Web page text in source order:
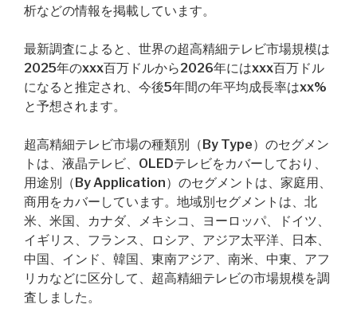
析などの情報を掲載しています。
最新調査によると、世界の超高精細テレビ市場規模は
2025年のxxx百万ドルから2026年にはxxx百万ドル
になると推定され、今後5年間の年平均成長率はxx%
と予想されます。
超高精細テレビ市場の種類別（By Type）のセグメン
トは、液晶テレビ、OLEDテレビをカバーしており、
用途別（By Application）のセグメントは、家庭用、
商用をカバーしています。地域別セグメントは、北
米、米国、カナダ、メキシコ、ヨーロッパ、ドイツ、
イギリス、フランス、ロシア、アジア太平洋、日本、
中国、インド、韓国、東南アジア、南米、中東、アフ
リカなどに区分して、超高精細テレビの市場規模を調
査しました。